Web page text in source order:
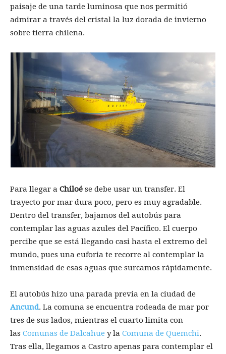
paisaje de una tarde luminosa que nos permitió
admirar a través del cristal la luz dorada de invierno
sobre tierra chilena.
Para llegar a Chiloé se debe usar un transfer. El
trayecto por mar dura poco, pero es muy agradable.
Dentro del transfer, bajamos del autobús para
contemplar las aguas azules del Pacífico. El cuerpo
percibe que se está llegando casi hasta el extremo del
mundo, pues una euforia te recorre al contemplar la
inmensidad de esas aguas que surcamos rápidamente.
El autobús hizo una parada previa en la ciudad de
Ancund. La comuna se encuentra rodeada de mar por
tres de sus lados, mientras el cuarto limita con
las Comunas de Dalcahue y la Comuna de Quemchi.
Tras ella, llegamos a Castro apenas para contemplar el